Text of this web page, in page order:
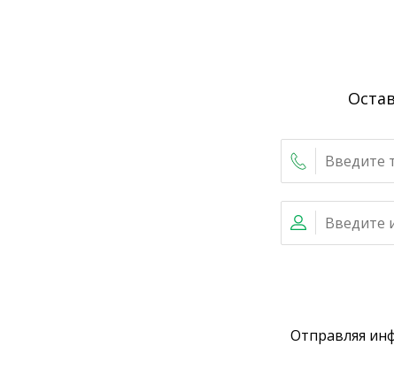
Отправляя